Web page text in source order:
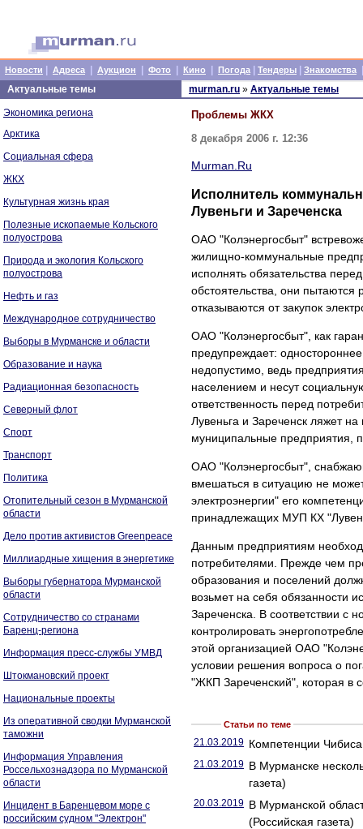
Новости Адреса Аукцион Фото Кино Погода Тендеры Знакомства
Актуальные темы
Экономика региона
Арктика
Социальная сфера
ЖКХ
Культурная жизнь края
Полезные ископаемые Кольского
полуострова
Природа и экология Кольского
полуострова
Нефть и газ
Международное сотрудничество
Выборы в Мурманске и области
Образование и наука
Радиационная безопасность
Северный флот
Спорт
Транспорт
Политика
Отопительный сезон в Мурманской
области
Дело против активистов Greenpeace
Миллиардные хищения в энергетике
Выборы губернатора Мурманской
области
Сотрудничество со странами
Баренц-региона
Информация пресс-службы УМВД
Штокмановский проект
Национальные проекты
Из оперативной сводки Мурманской
таможни
Информация Управления
Россельхознадзора по Мурманской
области
Инцидент в Баренцевом море с
российским судном "Электрон"
murman.ru » Актуальные темы
Проблемы ЖКХ
8 декабря 2006 г. 12:36
Murman.Ru
Исполнитель
Лувеньги и Зареченска
ОАО "Колэнергосбыт"
жилищно-коммунальные
исполнять обязательства
обстоятельства, они пытаются
отказываются от закупок
ОАО "Колэнергосбыт", как
предупреждает:
недопустимо, ведь
населением и несут
ответственность перед
Лувеньга и Зареченск ляжет
муниципальные предприятия,
ОАО "Колэнергосбыт",
вмешаться в ситуацию не
электроэнергии" его
принадлежащих МУП КХ
Данным предприятиям
потребителями. Прежде чем
образования и поселений
возьмет на себя обязанности
Зареченска. В соответствии с
контролировать
этой организацией ОАО
условии решения вопроса о
"ЖКП Зареченский", которая в
Статьи по теме
21.03.2019 Компетенции
21.03.2019 В Мурманске
газета)
20.03.2019 В Мурманской
(Российская газета)